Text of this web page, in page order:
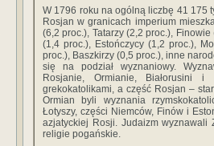
W 1796 roku na ogólną liczbę 41 175
Rosjan w granicach imperium
(6,2 proc.), Tatarzy (2,2 proc.),
(1,4 proc.), Estończycy (1,2 proc.),
proc.), Baszkirzy (0,5 proc.), inne
się na podział wyznaniowy.
Rosjanie, Ormianie, Białorusini i
grekokatolikami, a część Rosjan –
Ormian byli wyznania
Łotyszy, części Niemców, Finów i
azjatyckiej Rosji. Judaizm wyznawali
religie pogańskie.